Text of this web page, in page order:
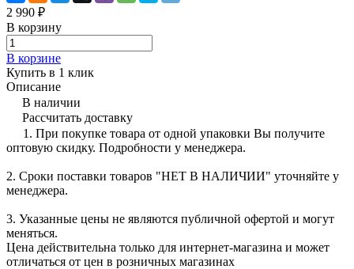
2 990 ₽
В корзину
В корзине
Купить в 1 клик
Описание
В наличии
Рассчитать доставку
1. При покупке товара от одной упаковки Вы получите
оптовую скидку. Подробности у менеджера.
2. Сроки поставки товаров "НЕТ В НАЛИЧИИ" уточняйте у
менеджера.
3. Указанные цены не являются публичной офертой и могут
меняться.
Цена действительна только для интернет-магазина и может
отличаться от цен в розничных магазинах